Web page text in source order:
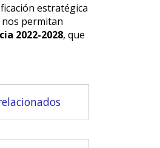
estratégica
permitan
2022-2028, que